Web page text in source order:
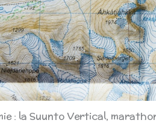
: la Suunto Vertical,